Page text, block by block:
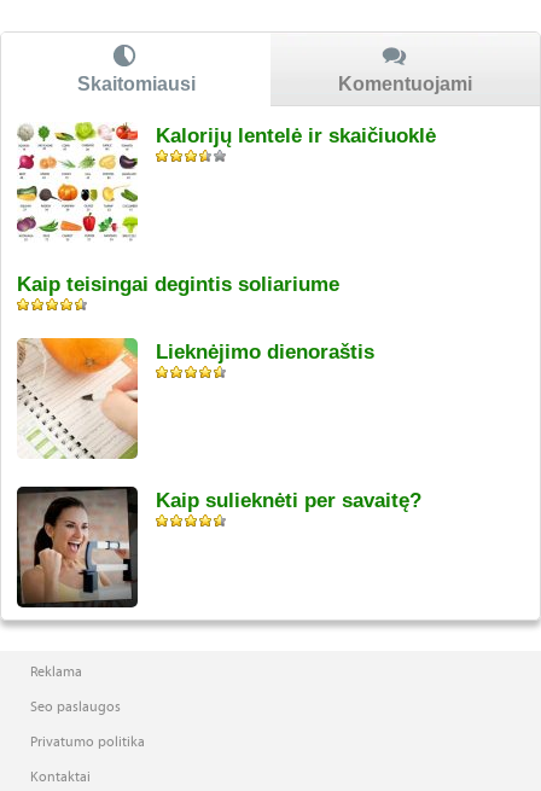
Skaitomiausi Komentuojami
Kalorijų lentelė ir skaičiuoklė
Kaip teisingai degintis soliariume
Lieknėjimo dienoraštis
Kaip sulieknėti per savaitę?
Reklama
Seo paslaugos
Privatumo politika
Kontaktai